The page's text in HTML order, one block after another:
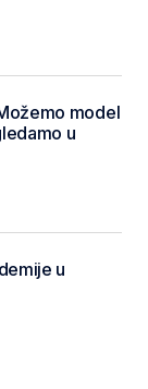
model
u
u